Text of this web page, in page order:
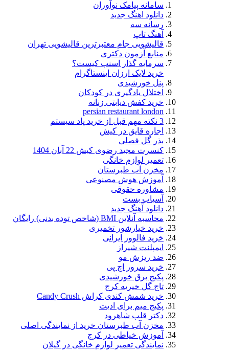
سامانه پیامک نوآوران
دانلود اهنگ جدید
رسانه سه
آهنگ تاپ
قالیشویی جام معتبرترین قالیشویی تهران
منابع آزمون دکتری
سرمایه گذار اسنپ کیست؟
خرید لایک ارزان اینستاگرام
پنل خورشیدی
اختلال یادگیری در کودکان
خرید کفش دیابتی زنانه
persian restaurant london
3 نکته مهم قبل از خرید پاد سیستم
اجاره قایق در کیش
بذر گل فصلی
کنسرت مجید رضوی کیش 22 آبان 1404
تعمیر لوازم خانگی
مخزن آب طبرستان
آموزش هوش مصنوعی
مشاوره حقوقی
آسیاب بست
دانلود آهنگ جدید
محاسبه آنلاین BMI (شاخص توده بدنی) رایگان
خرید خیارشور تخمیری
خرید فالوور ایرانی
ایمپلنت شیراز
ضد ریزش مو
خرید سرور اچ پی
پکیج برق خورشیدی
تاج گل خیریه کرج
خرید شمش کندی کراش Candy Crush
پکیج میم برای ادیت
دکتر قلب شاهرود
مخزن آب طبرستان خرید از نمایندگی اصلی
آموزش خیاطی در کرج
نمایندگی تعمیر لوازم خانگی در گیلان